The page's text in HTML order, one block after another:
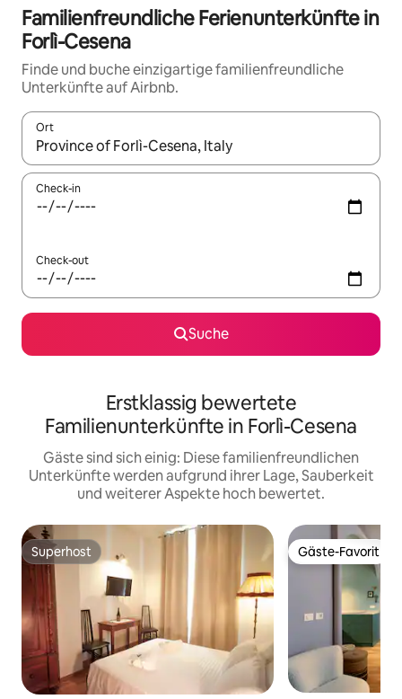
Familienfreundliche Ferienunterkünfte in
Forlì-Cesena
Finde und buche einzigartige familienfreundliche
Unterkünfte auf Airbnb.
Ort
Wenn Ergebnisse verfügbar sind, navigiere mit den
Check-in
Check-out
Suche
Erstklassig bewertete
Familienunterkünfte in Forlì-Cesena
Gäste sind sich einig: Diese familienfreundlichen
Unterkünfte werden aufgrund ihrer Lage, Sauberkeit
und weiterer Aspekte hoch bewertet.
Superhost
Superhost Gäste-Favorit
Gäste-Favorit